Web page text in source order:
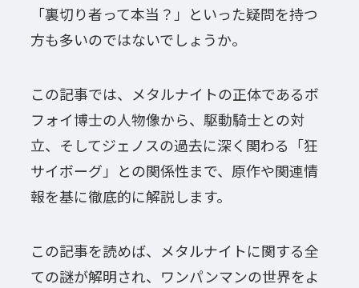
「裏切り者って本当？」といった疑問を持つ
方も多いのではないでしょうか。
この記事では、メタルナイトの正体であるボ
フォイ博士の人物像から、駆動騎士との対
立、そしてジェノスの過去に深く関わる「狂
サイボーグ」との関係性まで、原作や関連情
報を基に徹底的に解説します。
この記事を読めば、メタルナイトに関する全
ての謎が解明され、ワンパンマンの世界をよ